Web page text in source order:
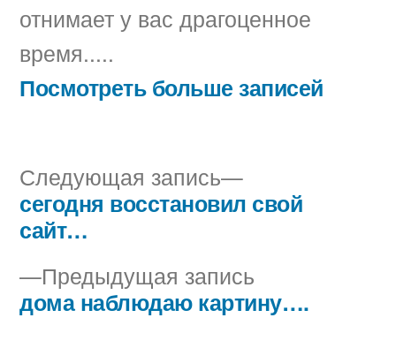
отнимает у вас драгоценное
время.....
Посмотреть больше записей
Навигация
записям
Предыдущая запись
запись:
дома наблюдаю картину….
Следующая запись
Следующая
запись:
сегодня восстановил свой
сайт…